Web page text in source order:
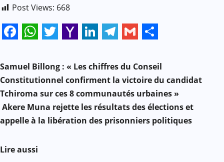
Post Views: 668
Mail
N
a
v
i
g
Samuel Billong : « Les chiffres du Conseil
Constitutionnel confirment la victoire du candidat
Tchiroma sur ces 8 communautés urbaines »
Akere Muna rejette les résultats des élections et
appelle à la libération des prisonniers politiques
Lire aussi